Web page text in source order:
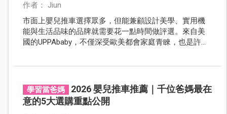
作者： Jiun
市面上嬰兒推車選擇眾多，但能兼顧設計美學、實用機
能與生活品味的品牌就需要花一點時間做評選。來自美
國的UPPAbaby，不僅深受歐美都會家庭青睞，也是許多
學習當爸媽
2026 嬰兒推車推薦｜千位爸媽最在
意的5大選購重點公開